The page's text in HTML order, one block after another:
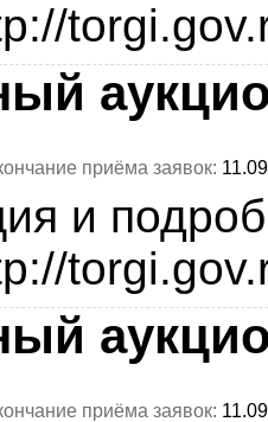
приёма заявок:
и
приёма заявок: